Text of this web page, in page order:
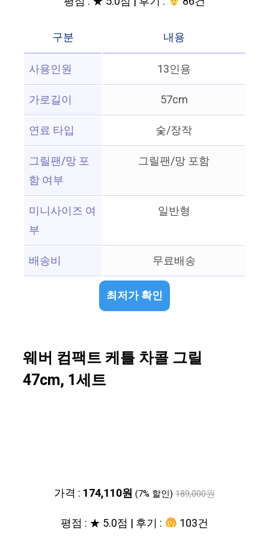
구분
내용
사용인원
13인용
가로길이
57cm
연료 타입
숯/장작
그릴팬/망 포
함 여부
그릴팬/망 포함
미니사이즈 여
부
일반형
배송비 무료배송
최저가 확인
웨버 컴팩트 케틀 차콜 그릴
47cm, 1세트
가격 : 174,110원 (7% 할인) 189,000원
평점 : ★ 5.0점 | 후기 : 103건